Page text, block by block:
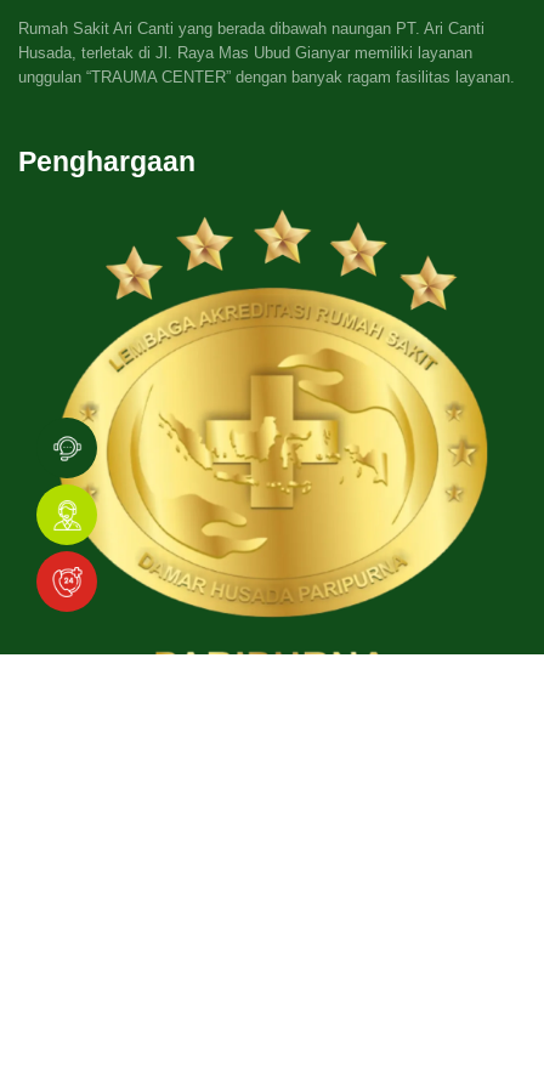
Rumah Sakit Ari Canti yang berada dibawah naungan PT. Ari Canti
Husada, terletak di Jl. Raya Mas Ubud Gianyar memiliki layanan
unggulan “TRAUMA CENTER” dengan banyak ragam fasilitas layanan.
Penghargaan